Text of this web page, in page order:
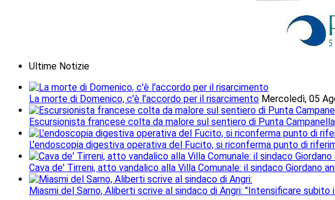
Ultime Notizie
La morte di Domenico, c'è l'accordo per il risarcimento Mercoledì, 05
Escursionista francese colta da malore sul sentiero di Punta
L'endoscopia digestiva operativa del Fucito, si riconferma punto di
Cava de' Tirreni, atto vandalico alla Villa Comunale: il sindaco Giordano
Miasmi del Sarno, Aliberti scrive al sindaco di Angri: "Intensificare